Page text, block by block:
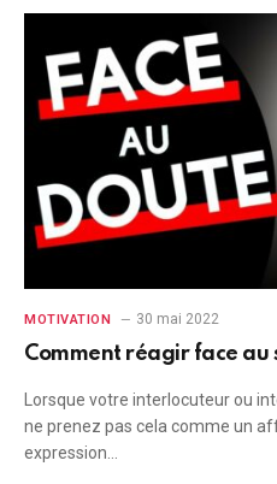
MOTIVATION 30 mai 2022
Comment réagir face au
Lorsque votre interlocuteur ou
ne prenez pas cela comme un
expression…